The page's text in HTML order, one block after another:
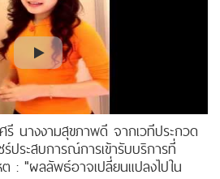
นางงามสุขภาพดี จากเวทีประกวด
ประสบการณ์การเข้ารับบริการที่
: "ผลลัพธ์อาจเปลี่ยนแปลงไปใน